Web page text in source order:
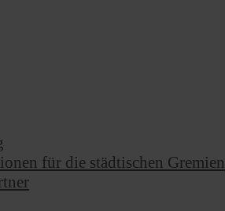
für die städtischen Gremien